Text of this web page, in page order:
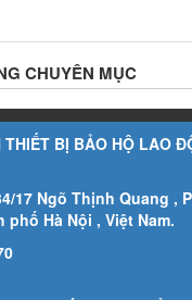
CHUYÊN MỤC
THIẾT BỊ BẢO HỘ LAO
17 Ngõ Thịnh Quang ,
Hà Nội , Việt Nam.